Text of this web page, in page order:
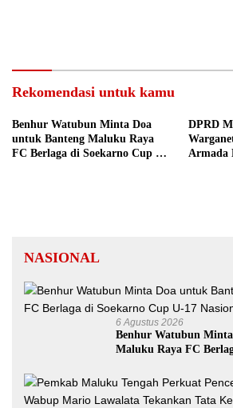
Rekomendasi untuk kamu
Benhur Watubun Minta Doa
untuk Banteng Maluku Raya
FC Berlaga di Soekarno Cup U-
DPRD
Armada
NASIONAL
6 Agustus 2026
Benhur Watubun
Maluku Raya FC